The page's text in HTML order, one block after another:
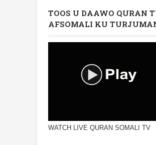
TOOS U DAAWO QURAN
AFSOMALI KU
WATCH LIVE QURAN SOMALI TV